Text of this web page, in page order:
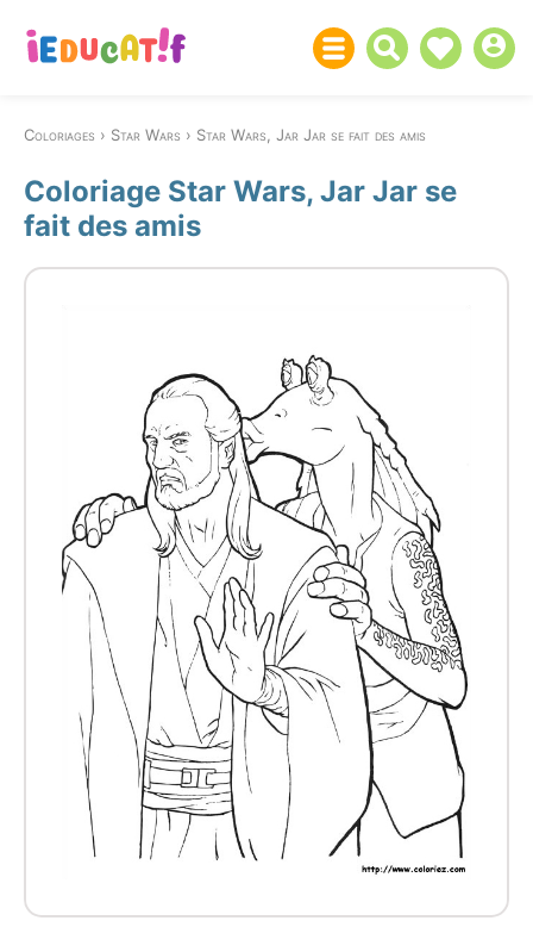
Coloriages Star Wars Star Wars, Jar Jar se fait des amis
Coloriage Star Wars, Jar Jar se
fait des amis